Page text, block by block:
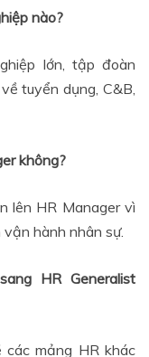
nào?
lớn, tập đoàn
tuyển dụng, C&B,
không?
lên HR Manager vì
hành nhân sự.
HR Generalist
các mảng HR khác